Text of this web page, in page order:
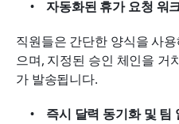
자동화된 휴가 요청 워
직원들은 간단한 양식을 사
으며, 지정된 승인 체인을 거
가 발송됩니다.
즉시 달력 동기화 및 팀